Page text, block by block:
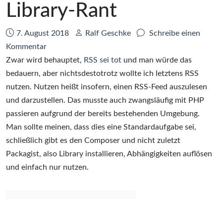
Library-Rant
Datum:
7. August 2018 Autor:
Ralf Geschke
Schreibe einen
Kommentarzu
Kleiner
PHP-
RSS-
Library-
Rant
Zwar wird behauptet, RSS sei tot und man würde das
bedauern, aber nichtsdestotrotz wollte ich letztens RSS
nutzen. Nutzen heißt insofern, einen RSS-Feed auszulesen
und darzustellen. Das musste auch zwangsläufig mit PHP
passieren aufgrund der bereits bestehenden Umgebung.
Man sollte meinen, dass dies eine Standardaufgabe sei,
schließlich gibt es den Composer und nicht zuletzt
Packagist, also Library installieren, Abhängigkeiten auflösen
und einfach nur nutzen.